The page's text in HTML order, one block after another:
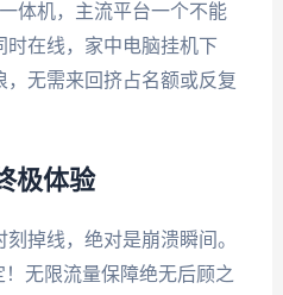
体机，主流平台一个不能
时在线，家中电脑挂机下
无需来回挤占名额或反复
极体验
掉线，绝对是崩溃瞬间。
无限流量保障绝无后顾之